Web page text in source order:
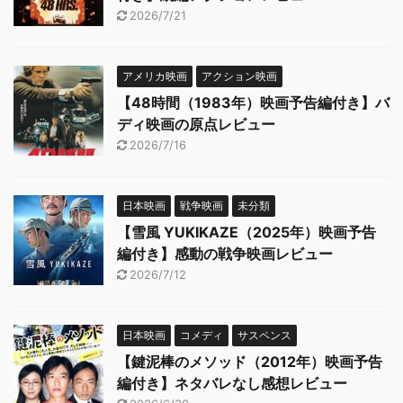
2026/7/21
アメリカ映画 アクション映画
【48時間（1983年）映画予告編付き】バ
ディ映画の原点レビュー
2026/7/16
日本映画 戦争映画 未分類
【雪風 YUKIKAZE（2025年）映画予告
編付き】感動の戦争映画レビュー
2026/7/12
日本映画 コメディ サスペンス
【鍵泥棒のメソッド（2012年）映画予告
編付き】ネタバレなし感想レビュー